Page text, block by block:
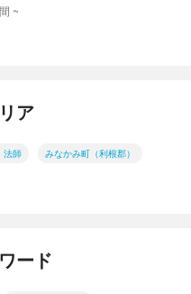
~
ア
法師 みなかみ町（利根郡）
ード